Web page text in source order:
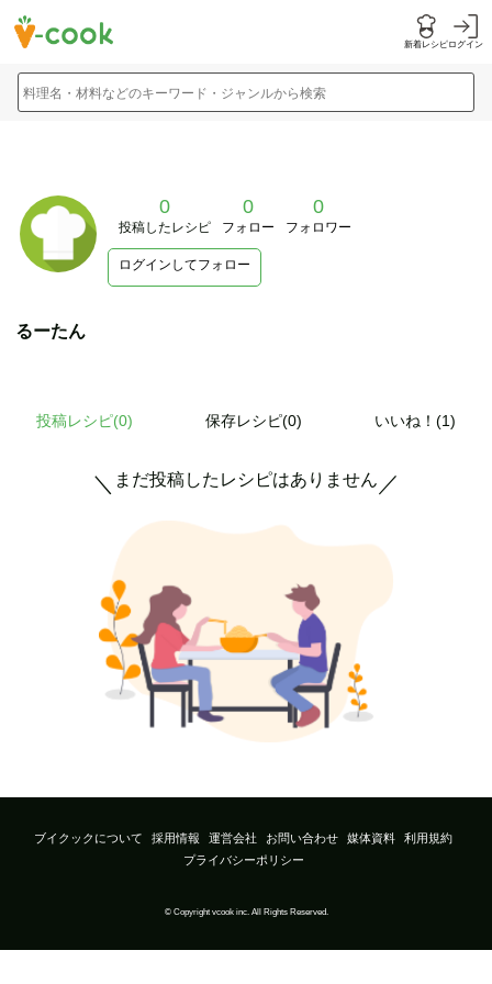
新着レシピログイン
料理名・材料などのキーワード・ジャンルから検索
0
投稿したレシピ
0
フォロー
0
フォロワー
ログインしてフォロー
るーたん
投稿レシピ(0) 保存レシピ(0) いいね！(1)
＼ まだ投稿したレシピはありません ／
ブイクックについて 採用情報 運営会社 お問い合わせ 媒体資料
利用規約
プライバシーポリシー
© Copyright vcook inc. All Rights Reserved.